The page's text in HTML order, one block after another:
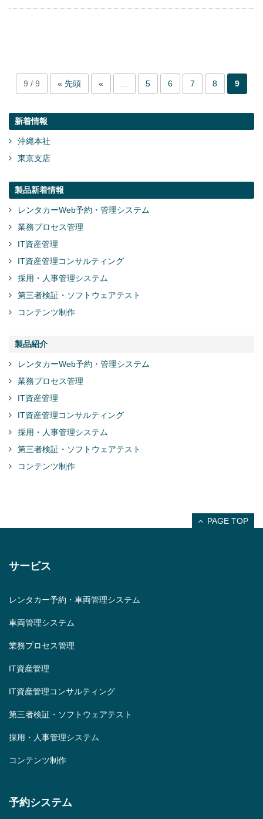
9 / 9 « 先頭 « 5 6 7 8 9
新着情報
沖縄本社
東京支店
製品新着情報
レンタカーWeb予約・管理システム
業務プロセス管理
IT資産管理
IT資産管理コンサルティング
採用・人事管理システム
第三者検証・ソフトウェアテスト
コンテンツ制作
製品紹介
レンタカーWeb予約・管理システム
業務プロセス管理
IT資産管理
IT資産管理コンサルティング
採用・人事管理システム
第三者検証・ソフトウェアテスト
コンテンツ制作
PAGE TOP
サービス
レンタカー予約・車両管理システム
車両管理システム
業務プロセス管理
IT資産管理
IT資産管理コンサルティング
第三者検証・ソフトウェアテスト
採用・人事管理システム
コンテンツ制作
予約システム